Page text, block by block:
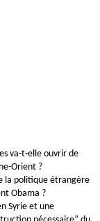
va-t-elle ouvrir de
Orient ?
la politique étrangère
Obama ?
Syrie et une